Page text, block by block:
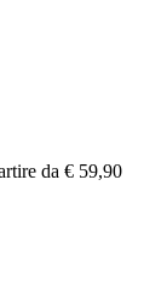
da € 59,90